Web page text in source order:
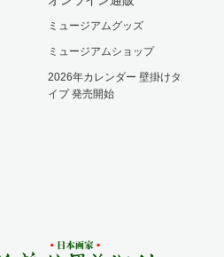
ミュージアムグッズ
ミュージアムショップ
2026年カレンダー 壁掛けタ
イプ 発売開始